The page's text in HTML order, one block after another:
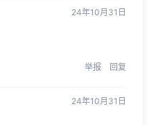
24年10月31日
举报 回复
24年10月31日